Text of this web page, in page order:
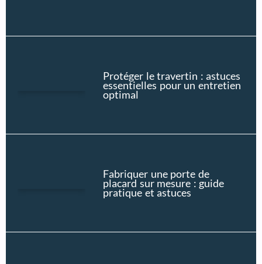
Protéger le travertin : astuces
essentielles pour un entretien
optimal
Fabriquer une porte de
placard sur mesure : guide
pratique et astuces